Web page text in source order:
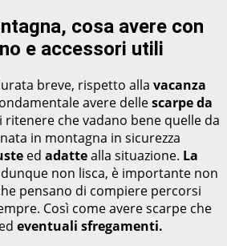
cosa avere con
e accessori utili
breve, rispetto alla vacanza
avere dellescarpe da
ritenere che vadano bene quelle da
in montagna in sicurezza
ed adattealla situazione. La
non lisca, è importante non
pensano di compiere percorsi
Così come avere scarpe che
ed eventuali sfregamenti.